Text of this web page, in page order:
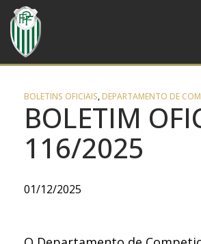
BOLETINS OFICIAIS,DEPARTAMENTO DE
BOLETIM
116/2025
01/12/2025